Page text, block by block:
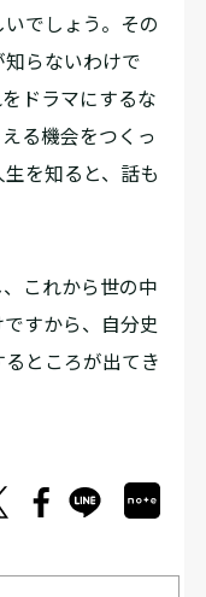
でしょう。その
らないわけで
ドラマにするな
る機会をつくっ
を知ると、話も
これから世の中
すから、自分史
ところが出てき